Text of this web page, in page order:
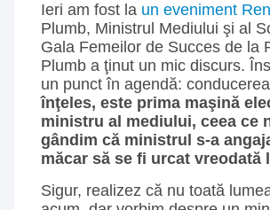
Ieri am fost la un eveniment
Plumb, Ministrul Mediului şi al
Gala Femeilor de Succes de la
Plumb a ţinut un mic discurs.
un punct în agendă:
înţeles, este prima maşină
ministru al mediului, ceea ce
gândim că ministrul s-a
măcar să se fi urcat vreodată
Sigur, realizez că nu toată